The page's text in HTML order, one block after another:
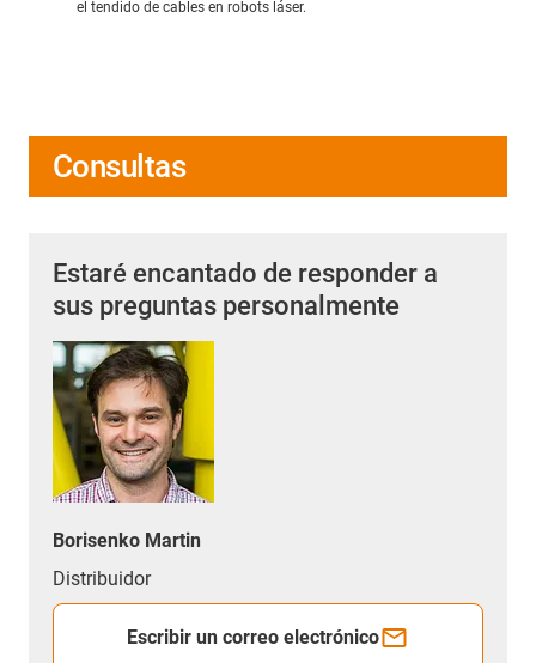
el tendido de cables en robots láser.
Consultas
Estaré encantado de responder a
sus preguntas personalmente
Borisenko Martin
Distribuidor
Escribir un correo electrónico